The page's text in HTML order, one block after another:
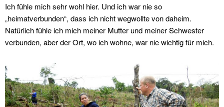
Ich fühle mich sehr wohl hier. Und ich war nie so
„heimatverbunden“, dass ich nicht wegwollte von daheim.
Natürlich fühle ich mich meiner Mutter und meiner Schwester
verbunden, aber der Ort, wo ich wohne, war nie wichtig für mich.